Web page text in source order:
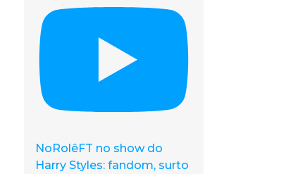
NoRolêFT no show do
Harry Styles: fandom, surto